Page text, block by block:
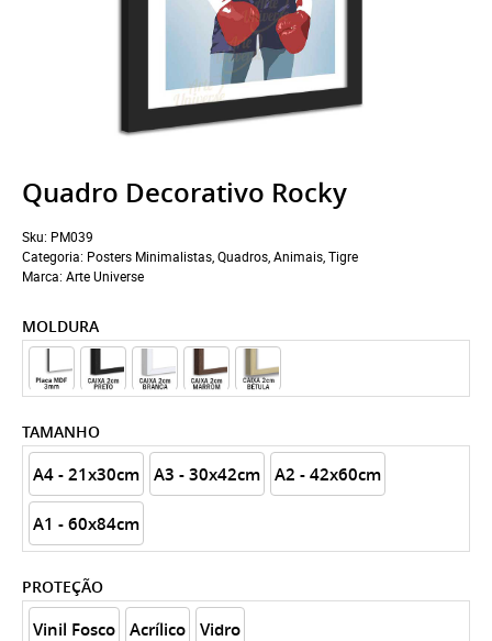
Quadro Decorativo Rocky
Sku: PM039
Categoria: Posters Minimalistas,Quadros,Animais,Tigre
Marca: Arte Universe
MOLDURA
TAMANHO
A4 - 21x30cm A3 - 30x42cm A2 - 42x60cm
A1 - 60x84cm
PROTEÇÃO
Vinil Fosco Acrílico Vidro